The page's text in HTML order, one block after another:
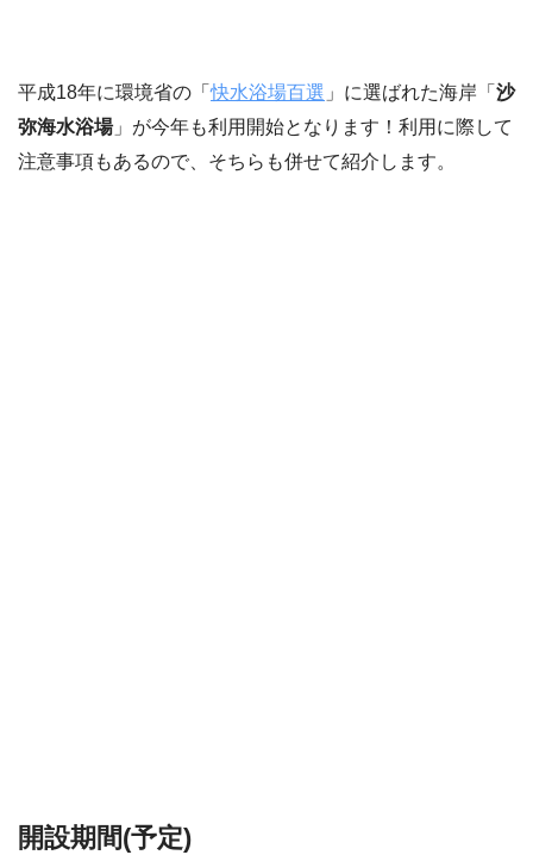
平成18年に環境省の「快水浴場百選 」に選ばれた海岸「 沙
弥海水浴場」が今年も利用開始となります！利用に際して
注意事項もあるので、そちらも併せて紹介します。
開設期間(予定)